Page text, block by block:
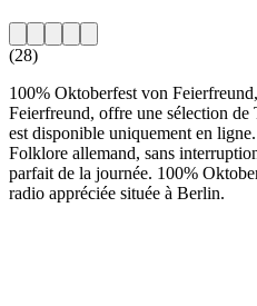
(28)
100% Oktoberfest von
Feierfreund, offre une sélection
est disponible uniquement en
Folklore allemand, sans
parfait de la journée. 100%
radio appréciée située à Berlin.